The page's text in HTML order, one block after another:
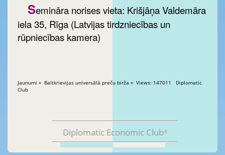
Semināra norises vieta: Krišjāņa Valdemāra
iela 35, Rīga (Latvijas tirdzniecības un
rūpniecības kamera)
Jaunumi » Baltkrievijas universālā preču birža » Views: 147011 Diplomatic
Club
Diplomatic Economic Club®